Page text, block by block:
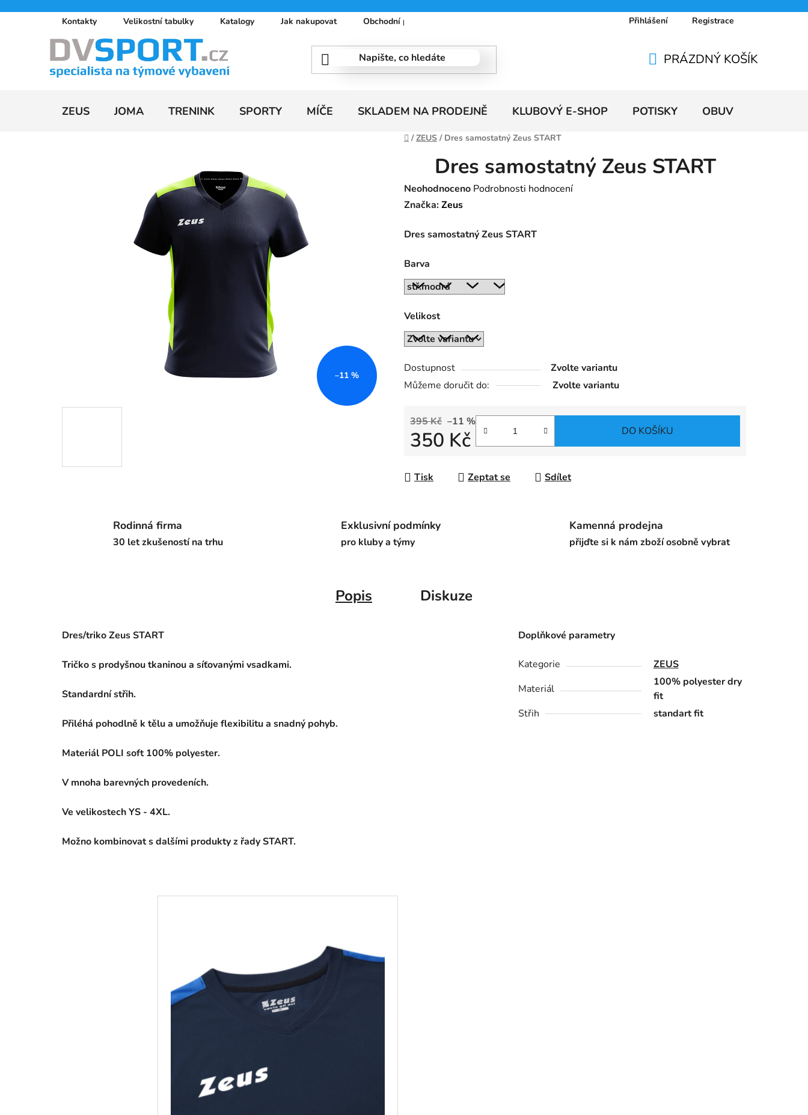
Kontakty Velikostní tabulky Katalogy Jak nakupovat Obchodní podmínky Doprava a platby Ceníky
Přihlášení Registrace
KOŠÍK
PRÁZDNÝ KOŠÍK
ZEUS JOMA TRENINK SPORTY MÍČE SKLADEM NA PRODEJNĚ KLUBOVÝ E-SHOP POTISKY OBUV
Domů
/ ZEUS / Dres samostatný Zeus START
Dres samostatný Zeus START
Průměrné
hodnocení
je
z
5
Neohodnoceno Podrobnosti hodnocení
Značka:Zeus
Dres samostatný Zeus START
Barva
Velikost
Dostupnost
Zvolte variantu
Můžeme doručit do:
Zvolte variantu
395 Kč –11 %
350 Kč DO KOŠÍKU
Tisk Zeptat se Sdílet
–11 %
Rodinná firma
30 let zkušeností na trhu
Exklusivní podmínky
pro kluby a týmy
Kamenná prodejna
přijďte si k nám zboží osobně vybrat
Popis Diskuze
Dres/triko Zeus START
Tričko s prodyšnou tkaninou a síťovanými vsadkami.
Standardní střih.
Přiléhá pohodlně k tělu a umožňuje flexibilitu a snadný pohyb.
Materiál POLI soft 100% polyester.
V mnoha barevných provedeních.
Ve velikostech YS - 4XL.
Možno kombinovat s dalšími produkty z řady START.
Doplňkové parametry
Kategorie
ZEUS
Materiál
100% polyester dry
fit
Střih
standart fit